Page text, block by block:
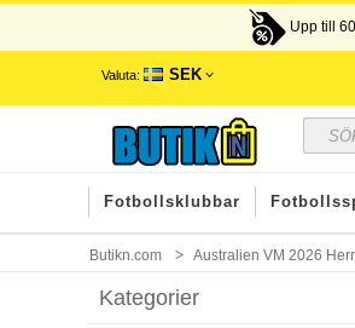
Upp till
Valuta: SEK
Fotbollsklubbar
Butikn.com Australien VM 2026 Herr
Kategorier